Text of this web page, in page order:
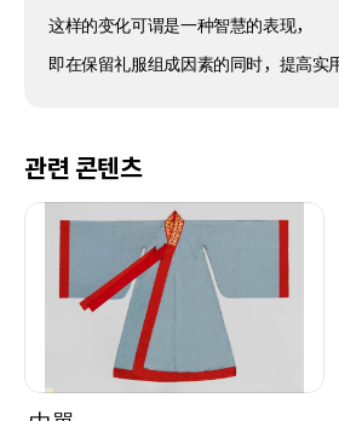
这样的变化可谓是一种智慧的表现，
即在保留礼服组成因素的同时，提高实
관련 콘텐츠